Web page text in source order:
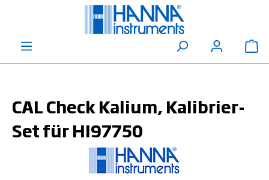
CAL Check Kalium, Kalibrier-
Set für HI97750